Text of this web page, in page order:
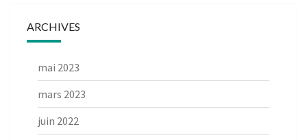
ARCHIVES
mai 2023
mars 2023
juin 2022